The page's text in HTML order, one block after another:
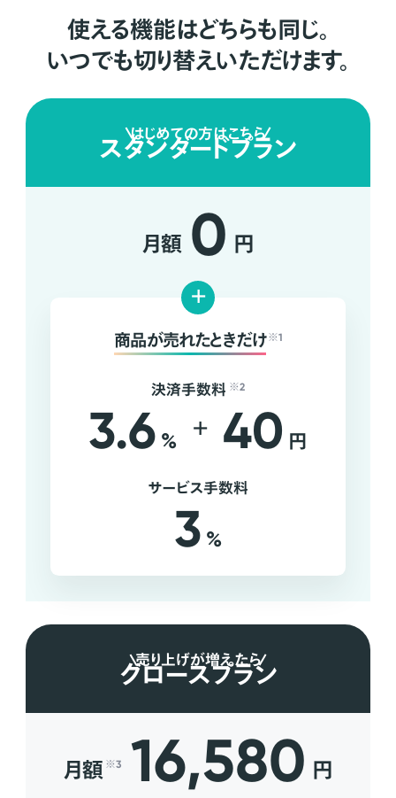
使える機能はどちらも同じ。
いつでも切り替えいただけます。
はじめての方はこちら
スタンダードプラン
月額 0 円
+
商品が売れたときだけ ※1
決済手数料 ※2
3.6 % + 40 円
サービス手数料
3 %
売り上げが増えたら
グロースプラン
月額 ※3 16,580 円